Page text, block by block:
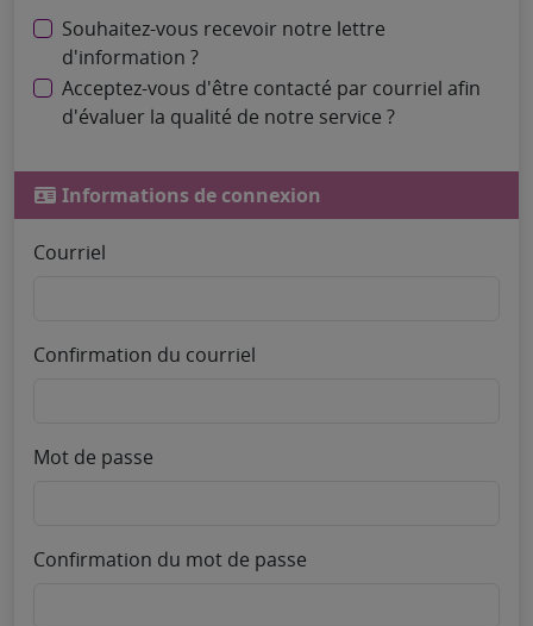
Souhaitez-vous recevoir notre lettre
d'information ?
Acceptez-vous d'être contacté par courriel afin
d'évaluer la qualité de notre service ?
Informations de connexion
Courriel
Confirmation du courriel
Mot de passe
Confirmation du mot de passe